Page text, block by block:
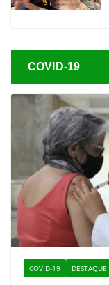
COVID-19
COVID-19 DESTAQUE